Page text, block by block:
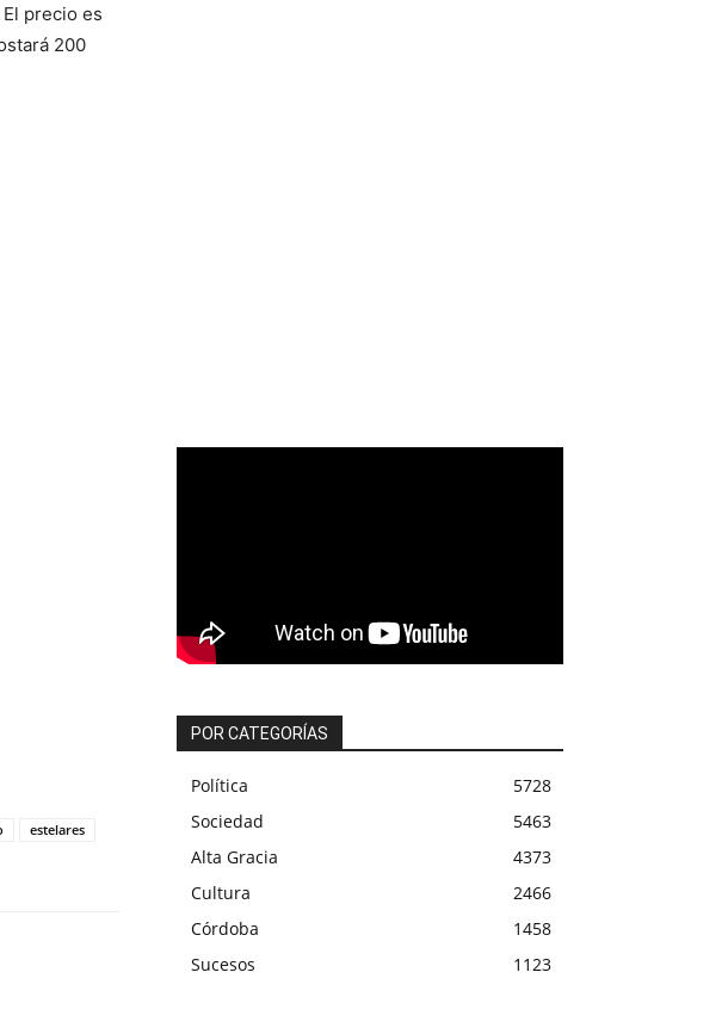
precio es
200
estelares
POR CATEGORÍAS
Política
5728
Sociedad
5463
Alta Gracia
4373
Cultura
2466
Córdoba
1458
Sucesos
1123